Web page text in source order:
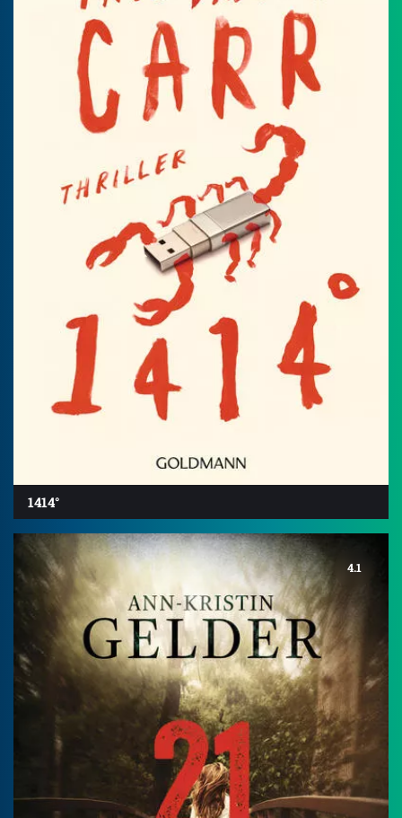
1414°
4.1